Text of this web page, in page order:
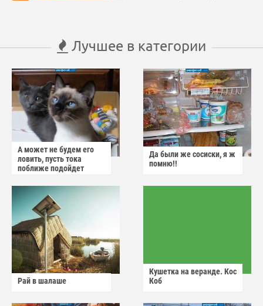
Лучшее в категории
А может не будем его
ловить, пусть тока
поближе подойдет
Да были же сосиски, я ж
помню!!
Рай в шалаше
Кушетка на веранде. Кос
Коб